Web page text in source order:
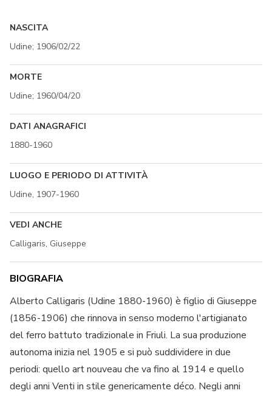
NASCITA
Udine; 1906/02/22
MORTE
Udine; 1960/04/20
DATI ANAGRAFICI
1880-1960
LUOGO E PERIODO DI ATTIVITÀ
Udine, 1907-1960
VEDI ANCHE
Calligaris, Giuseppe
BIOGRAFIA
Alberto Calligaris (Udine 1880-1960) è figlio di Giuseppe
(1856-1906) che rinnova in senso moderno l'artigianato
del ferro battuto tradizionale in Friuli. La sua produzione
autonoma inizia nel 1905 e si può suddividere in due
periodi: quello art nouveau che va fino al 1914 e quello
degli anni Venti in stile genericamente déco. Negli anni